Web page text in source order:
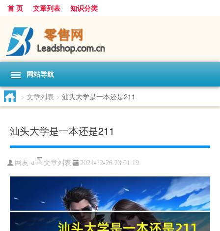
首 页 文章列表 知识分类
网站导航
> 文章列表 > 汕头大学是一本还是211
汕头大学是一本还是211
网友:st 文章列表 2024-12-26 23:01:19